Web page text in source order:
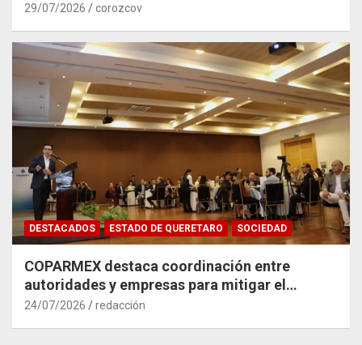
29/07/2026 corozcov
DESTACADOS ESTADO DE QUERETARO SOCIEDAD
COPARMEX destaca coordinación entre
autoridades y empresas para mitigar el
impacto del Tren México–Querétaro
24/07/2026 redacción